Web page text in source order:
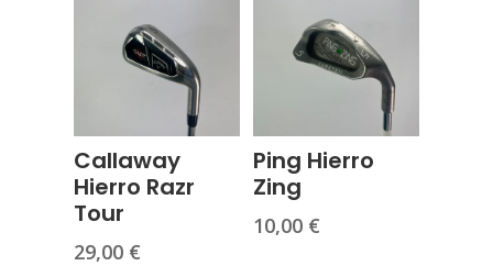
Callaway
Hierro Razr
Tour
29,00 €
Ping Hierro
Zing
10,00 €